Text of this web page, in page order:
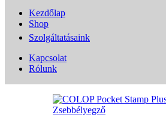
Kezdőlap
Shop
Szolgáltatásaink
Kapcsolat
Rólunk